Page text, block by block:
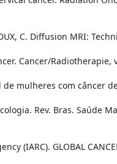
C. Diffusion MRI:
Cancer/Radiotherapie,
de mulheres com câncer
Rev. Bras. Saúde
(IARC). GLOBAL